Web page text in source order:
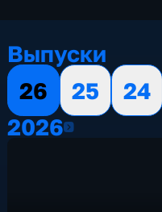
Выпуски
26
25 24
20262026